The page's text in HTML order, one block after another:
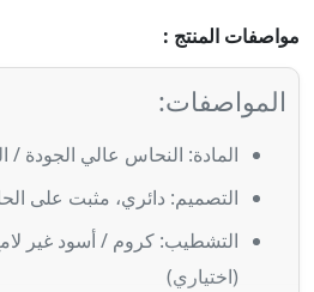
مواصفات المنتج :
المواصفات:
المادة: النحاس عالي الجودة /
التصميم: دائري، مثبت على
التشطيب: كروم / أسود غير
(اختياري)